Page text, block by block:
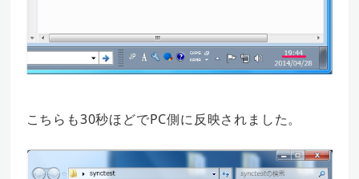
こちらも30秒ほどでPC側に反映されました。